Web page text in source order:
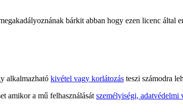
bárkit abban hogy ezen licenc által
alkalmazható kivétel vagy korlátozás teszi számodra
amikor a mű felhasználását személyiségi, adatvédelmi